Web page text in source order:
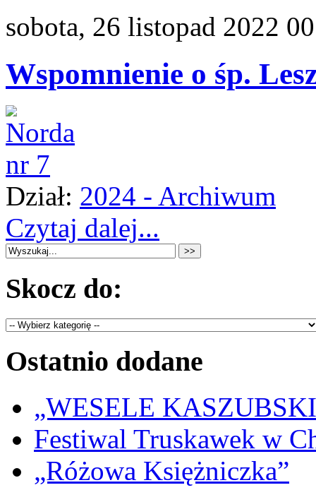
sobota, 26 listopad 2022
Wspomnienie o śp.
Dział: 2024 - Archiwum
Czytaj dalej...
Skocz do:
Ostatnio dodane
„WESELE
Festiwal Truskawek w
„Różowa Księżniczka”